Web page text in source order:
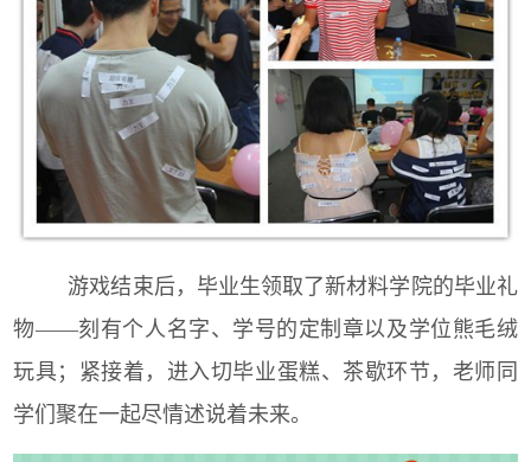
游戏结束后，毕业生领取了新材料学院的毕业礼
物——刻有个人名字、学号的定制章以及学位熊毛绒
玩具；紧接着，进入切毕业蛋糕、茶歇环节，老师同
学们聚在一起尽情述说着未来。